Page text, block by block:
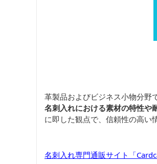
革製品およびビジネス小物分野
名刺入れにおける素材の特性や
に即した観点で、信頼性の高い
名刺入れ専門通販サイト「